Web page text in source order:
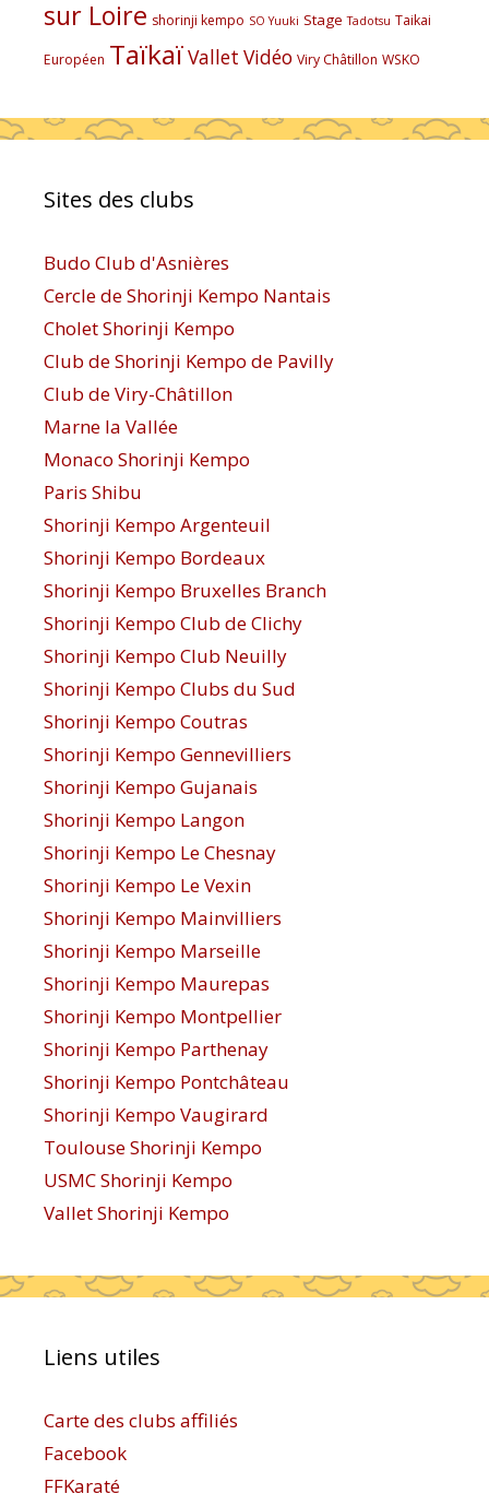
sur Loire shorinji kempo SO Yuuki Stage Tadotsu Taikai
Européen TaïkaïVallet Vidéo Viry Châtillon WSKO
Sites des clubs
Budo Club d'Asnières
Cercle de Shorinji Kempo Nantais
Cholet Shorinji Kempo
Club de Shorinji Kempo de Pavilly
Club de Viry-Châtillon
Marne la Vallée
Monaco Shorinji Kempo
Paris Shibu
Shorinji Kempo Argenteuil
Shorinji Kempo Bordeaux
Shorinji Kempo Bruxelles Branch
Shorinji Kempo Club de Clichy
Shorinji Kempo Club Neuilly
Shorinji Kempo Clubs du Sud
Shorinji Kempo Coutras
Shorinji Kempo Gennevilliers
Shorinji Kempo Gujanais
Shorinji Kempo Langon
Shorinji Kempo Le Chesnay
Shorinji Kempo Le Vexin
Shorinji Kempo Mainvilliers
Shorinji Kempo Marseille
Shorinji Kempo Maurepas
Shorinji Kempo Montpellier
Shorinji Kempo Parthenay
Shorinji Kempo Pontchâteau
Shorinji Kempo Vaugirard
Toulouse Shorinji Kempo
USMC Shorinji Kempo
Vallet Shorinji Kempo
Liens utiles
Carte des clubs affiliés
Facebook
FFKaraté